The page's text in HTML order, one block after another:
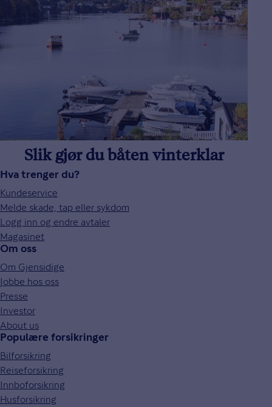
Slik gjør du båten vinterklar
Hva trenger du?
Kundeservice
Melde skade, tap eller sykdom
Logg inn og endre avtaler
Magasinet
Om oss
Om Gjensidige
Jobbe hos oss
Presse
Investor
About us
Populære forsikringer
Bilforsikring
Reiseforsikring
Innboforsikring
Husforsikring